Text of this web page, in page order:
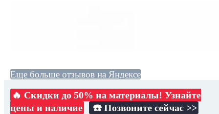
Еще больше отзывов на Яндексе
🔥 Скидки до 50% на материалы! Узнайте
цены и наличие
☎️ Позвоните сейчас >>